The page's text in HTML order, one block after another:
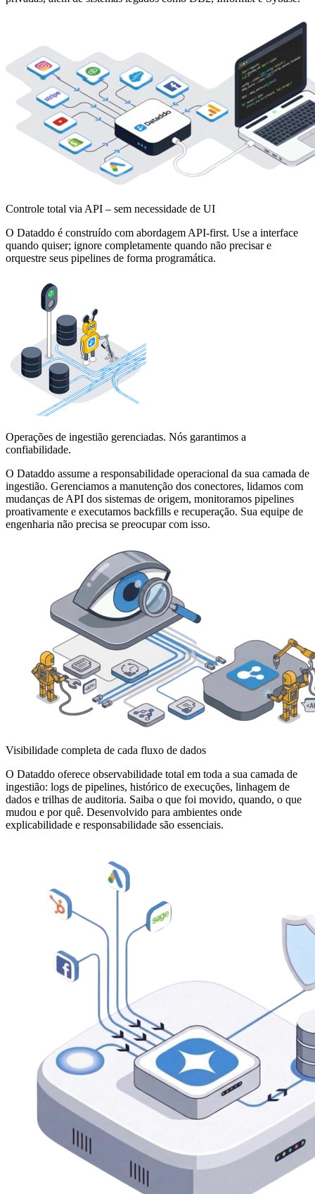
Controle total via API – sem necessidade de UI
O Dataddo é construído com abordagem API-first. Use a interface
quando quiser; ignore completamente quando não precisar e
orquestre seus pipelines de forma programática.
Operações de ingestião gerenciadas. Nós garantimos a
confiabilidade.
O Dataddo assume a responsabilidade operacional da sua camada de
ingestião. Gerenciamos a manutenção dos conectores, lidamos com
mudanças de API dos sistemas de origem, monitoramos pipelines
proativamente e executamos backfills e recuperação. Sua equipe de
engenharia não precisa se preocupar com isso.
Visibilidade completa de cada fluxo de dados
O Dataddo oferece observabilidade total em toda a sua camada de
ingestião: logs de pipelines, histórico de execuções, linhagem de
dados e trilhas de auditoria. Saiba o que foi movido, quando, o que
mudou e por quê. Desenvolvido para ambientes onde
explicabilidade e responsabilidade são essenciais.